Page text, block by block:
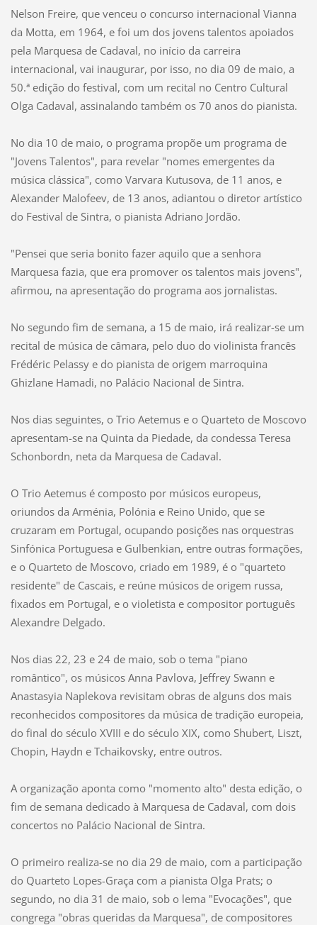
Nelson Freire, que venceu o concurso internacional Vianna
da Motta, em 1964, e foi um dos jovens talentos apoiados
pela Marquesa de Cadaval, no início da carreira
internacional, vai inaugurar, por isso, no dia 09 de maio, a
50.ª edição do festival, com um recital no Centro Cultural
Olga Cadaval, assinalando também os 70 anos do pianista.
No dia 10 de maio, o programa propõe um programa de
"Jovens Talentos", para revelar "nomes emergentes da
música clássica", como Varvara Kutusova, de 11 anos, e
Alexander Malofeev, de 13 anos, adiantou o diretor artístico
do Festival de Sintra, o pianista Adriano Jordão.
"Pensei que seria bonito fazer aquilo que a senhora
Marquesa fazia, que era promover os talentos mais jovens",
afirmou, na apresentação do programa aos jornalistas.
No segundo fim de semana, a 15 de maio, irá realizar-se um
recital de música de câmara, pelo duo do violinista francês
Frédéric Pelassy e do pianista de origem marroquina
Ghizlane Hamadi, no Palácio Nacional de Sintra.
Nos dias seguintes, o Trio Aetemus e o Quarteto de Moscovo
apresentam-se na Quinta da Piedade, da condessa Teresa
Schonbordn, neta da Marquesa de Cadaval.
O Trio Aetemus é composto por músicos europeus,
oriundos da Arménia, Polónia e Reino Unido, que se
cruzaram em Portugal, ocupando posições nas orquestras
Sinfónica Portuguesa e Gulbenkian, entre outras formações,
e o Quarteto de Moscovo, criado em 1989, é o "quarteto
residente" de Cascais, e reúne músicos de origem russa,
fixados em Portugal, e o violetista e compositor português
Alexandre Delgado.
Nos dias 22, 23 e 24 de maio, sob o tema "piano
romântico", os músicos Anna Pavlova, Jeffrey Swann e
Anastasyia Naplekova revisitam obras de alguns dos mais
reconhecidos compositores da música de tradição europeia,
do final do século XVIII e do século XIX, como Shubert, Liszt,
Chopin, Haydn e Tchaikovsky, entre outros.
A organização aponta como "momento alto" desta edição, o
fim de semana dedicado à Marquesa de Cadaval, com dois
concertos no Palácio Nacional de Sintra.
O primeiro realiza-se no dia 29 de maio, com a participação
do Quarteto Lopes-Graça com a pianista Olga Prats; o
segundo, no dia 31 de maio, sob o lema "Evocações", que
congrega "obras queridas da Marquesa", de compositores